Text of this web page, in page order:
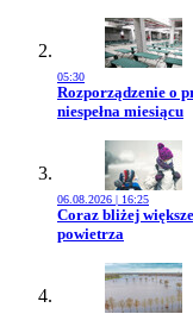
05:30
Przejdź do artykułu:
Rozporządzenie o
niespełna miesiącu
06.08.2026 | 16:25
Przejdź do artykułu:
Coraz bliżej
powietrza